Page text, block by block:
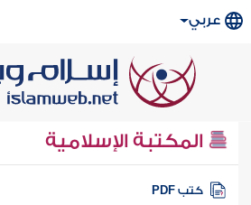
عربي
المكتبة الإسلامية